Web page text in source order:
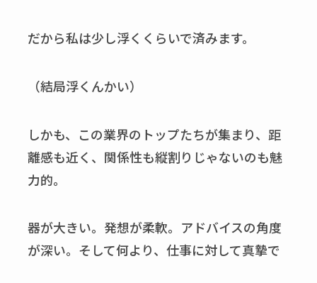
だから私は少し浮くくらいで済みます。
（結局浮くんかい）
しかも、この業界のトップたちが集まり、距
離感も近く、関係性も縦割りじゃないのも魅
力的。
器が大きい。発想が柔軟。アドバイスの角度
が深い。そして何より、仕事に対して真摯で